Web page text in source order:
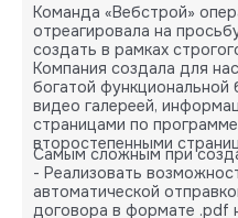
Команда «Вебстрой»
отреагировала на
создать в рамках
Компания создала для
богатой функциональной
видео галереей,
страницами по
второстепенными
Самым сложным при
- Реализовать
автоматической
договора в формате .pdf